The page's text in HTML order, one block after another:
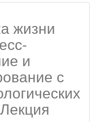
жизни
и
с